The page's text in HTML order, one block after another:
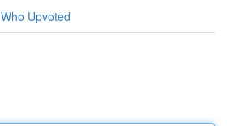
Who Upvoted